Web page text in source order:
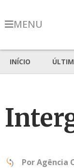
MENU
INÍCIO
PorAgência